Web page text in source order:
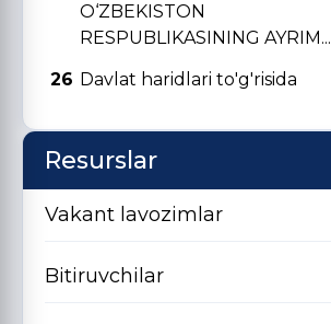
O‘ZBЕKISTON
RЕSPUBLIKASINING AYRIM...
26 Davlat haridlari to'g'risida
Resurslar
Vakant lavozimlar
Bitiruvchilar